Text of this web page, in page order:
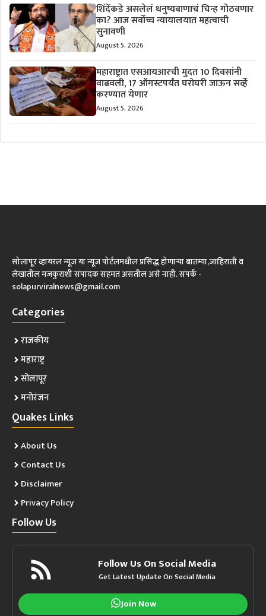
शिंदेंकडे असलेलं धनुष्यबाणाचं चिन्ह गोठवणार
का? आज सर्वोच्च न्यायालयात महत्वाची
सुनावणी
August 5, 2026
महाराष्ट्रात एसआयआरची मुदत 10 दिवसांनी
वाढवली, 17 ऑगस्टपर्यंत घरोघरी जाऊन सर्व्हे
करण्यात येणार
August 5, 2026
सोलापूर व्हायरल न्यूज या न्यूज पोर्टलमधील प्रसिद्ध होणाऱ्या बातम्या,जाहिराती व
लेखातील मजकुराशी संपादक सहमत असतील असे नाही. संपर्क -
solapurviralnews@gmail.com
Categories
राजकीय
महाराष्ट्र
सोलापूर
मनोरंजन
Quakes Links
About Us
Contact Us
Disclaimer
Privacy Policy
Follow Us
Follow Us On Social Media
Get Latest Update On Social Media
Join Now